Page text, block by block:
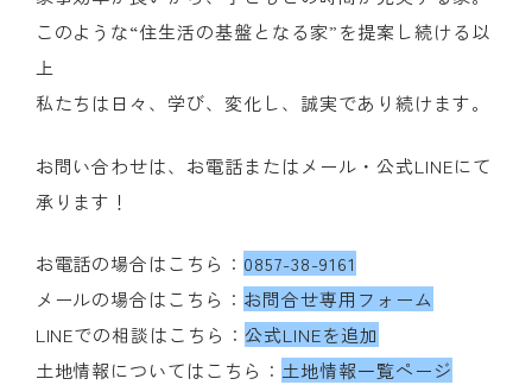
このような“住生活の基盤となる家”を提案し続ける以
上
私たちは日々、学び、変化し、誠実であり続けます。
お問い合わせは、お電話またはメール・公式LINEにて
承ります！
お電話の場合はこちら： 0857-38-9161
メールの場合はこちら： お問合せ専用フォーム
LINEでの相談はこちら：公式LINEを追加
土地情報についてはこちら： 土地情報一覧ページ